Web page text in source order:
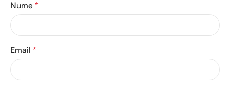
Nume *
Email *